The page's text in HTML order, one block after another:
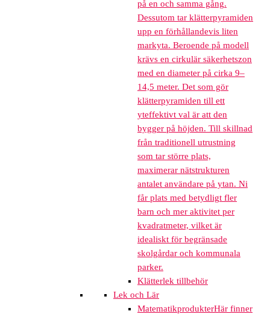
på en och samma gång.
Dessutom tar klätterpyramiden
upp en förhållandevis liten
markyta. Beroende på modell
krävs en cirkulär säkerhetszon
med en diameter på cirka 9–
14,5 meter. Det som gör
klätterpyramiden till ett
yteffektivt val är att den
bygger på höjden. Till skillnad
från traditionell utrustning
som tar större plats,
maximerar nätstrukturen
antalet användare på ytan. Ni
får plats med betydligt fler
barn och mer aktivitet per
kvadratmeter, vilket är
idealiskt för begränsade
skolgårdar och kommunala
parker.
Klätterlek tillbehör
Lek och Lär
MatematikprodukterHär finner